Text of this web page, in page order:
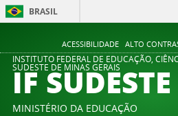
ACESSIBILIDADE ALTO
BRASIL
INSTITUTO FEDERAL DE EDUCAÇÃO,
SUDESTE DE MINAS GERAIS
IF
MINISTÉRIO DA EDUCAÇÃO